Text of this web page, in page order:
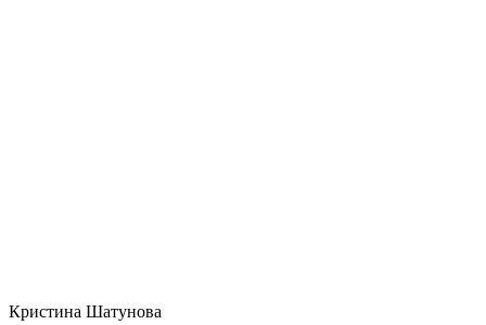
Кристина Шатунова